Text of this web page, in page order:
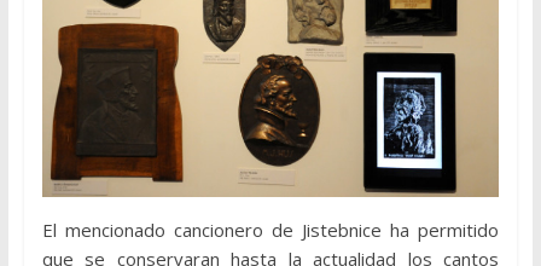
El mencionado cancionero de Jistebnice ha permitido
que se conservaran hasta la actualidad los cantos